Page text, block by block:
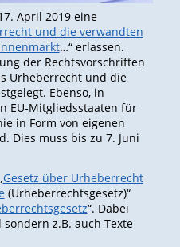
April 2019 eine
und die verwandten
…“ erlassen.
der Rechtsvorschriften
Urheberrecht und die
Ebenso, in
EU-Mitgliedsstaaten für
in Form von eigenen
Dies muss bis zu 7. Juni
Gesetz über Urheberrecht
(Urheberrechtsgesetz)“
“. Dabei
z.B. auch Texte